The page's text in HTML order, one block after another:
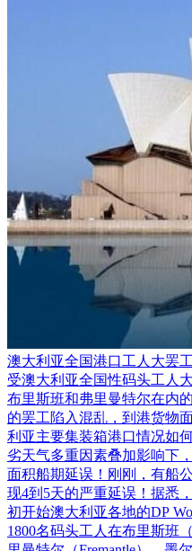
澳大利亚全国港口工人大罢
受澳大利亚全国性码头工人
布里斯班和弗里曼特尔在内
的罢工陷入混乱，到港货物
利亚主要集装箱港口情况如
劣天气多重因素叠加影响下
面积船期延误！刚刚，有船
现4到5天的严重延误！据悉
初开始澳大利亚各地的DP
1800名码头工人在布里斯班